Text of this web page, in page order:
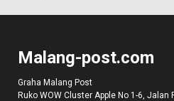
Malang-post.com
Graha Malang Post
Ruko WOW Cluster Apple No 1-6, Jalan